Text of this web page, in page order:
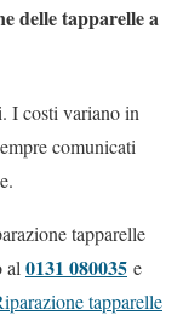
delle tapparelle a
I costi variano in
comunicati
tapparelle
al 0131 080035 e
tapparelle